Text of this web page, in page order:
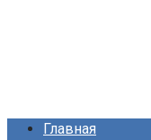
Главная